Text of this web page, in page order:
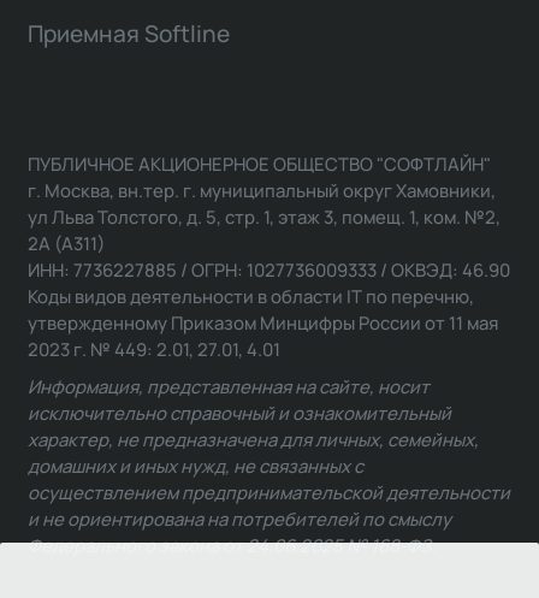
Приемная Softline
ПУБЛИЧНОЕ АКЦИОНЕРНОЕ ОБЩЕСТВО "СОФТЛАЙН"
г. Москва, вн.тер. г. муниципальный округ Хамовники,
ул Льва Толстого, д. 5, стр. 1, этаж 3, помещ. 1, ком. №2,
2А (А311)
ИНН: 7736227885 / ОГРН: 1027736009333 / ОКВЭД: 46.90
Коды видов деятельности в области IT по перечню,
утвержденному Приказом Минцифры России от 11 мая
2023 г. № 449: 2.01, 27.01, 4.01
Информация, представленная на сайте, носит
исключительно справочный и ознакомительный
характер, не предназначена для личных, семейных,
домашних и иных нужд, не связанных с
осуществлением предпринимательской деятельности
и не ориентирована на потребителей по смыслу
Федерального закона от 24.06.2025 № 168-ФЗ.